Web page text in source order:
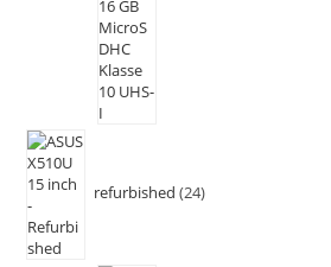
refurbished 24